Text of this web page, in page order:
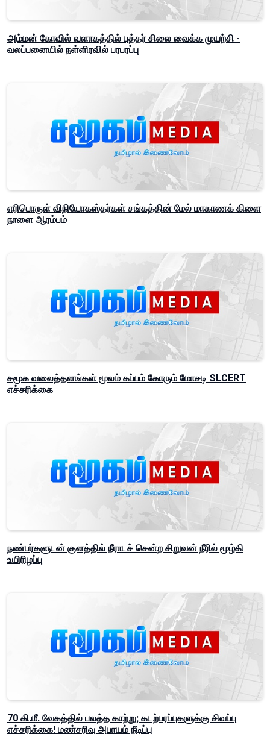
அம்மன் கோவில் வளாகத்தில் புத்தர் சிலை வைக்க முயற்சி -
வலப்பனையில் நள்ளிரவில் பரபரப்பு
எரிபொருள் விநியோகஸ்தர்கள் சங்கத்தின் மேல் மாகாணக் கிளை
நாளை ஆரம்பம்
சமூக வலைத்தளங்கள் மூலம் கப்பம் கோரும் மோசடி SLCERT
எச்சரிக்கை
நண்பர்களுடன் குளத்தில் நீராடச் சென்ற சிறுவன் நீரில் மூழ்கி
உயிரிழப்பு
70 கி.மீ. வேகத்தில் பலத்த காற்று; கடற்பரப்புகளுக்கு சிவப்பு
எச்சரிக்கை! மண்சரிவு அபாயம் நீடிப்பு